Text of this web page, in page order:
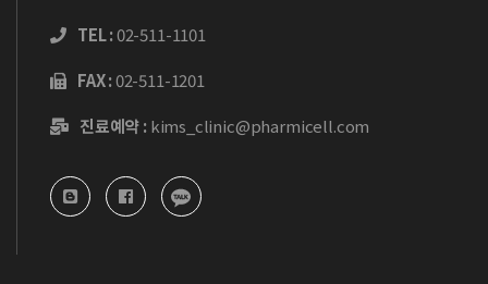
TEL :02-511-1101
FAX :02-511-1201
진료예약 :kims_clinic@pharmicell.com